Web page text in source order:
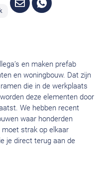
en maken prefab
en woningbouw. Dat zijn
die in de werkplaats
deze elementen door
We hebben recent
waar honderden
moet strak op elkaar
je direct terug aan de